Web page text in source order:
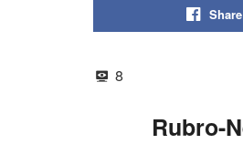
8
Rubro-